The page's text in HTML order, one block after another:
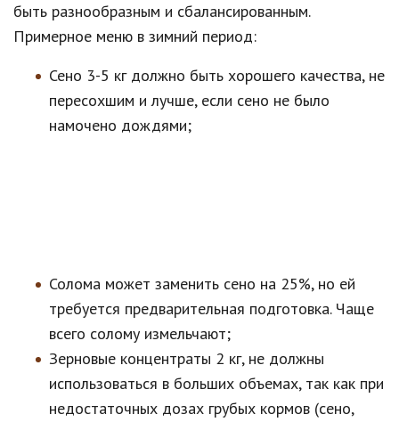
быть разнообразным и сбалансированным.
Примерное меню в зимний период:
Сено 3-5 кг должно быть хорошего качества, не
пересохшим и лучше, если сено не было
намочено дождями;
Солома может заменить сено на 25%, но ей
требуется предварительная подготовка. Чаще
всего солому измельчают;
Зерновые концентраты 2 кг, не должны
использоваться в больших объемах, так как при
недостаточных дозах грубых кормов (сено,